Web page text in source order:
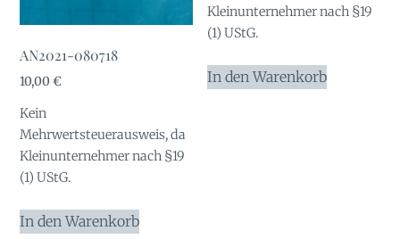
AN2021-080718
10,00€
Kein
Mehrwertsteuerausweis, da
Kleinunternehmer nach §19
(1) UStG.
In den Warenkorb
Kleinunternehmer nach §19
(1) UStG.
In den Warenkorb